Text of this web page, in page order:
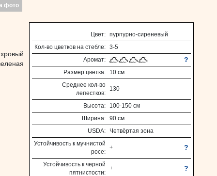
фото
Цвет: пурпурно-сиреневый
Кол-во цветков на стебле: 3-5
Аромат: ?
Размер цветка: 10 см
Среднее кол-во
лепестков:
130
Высота: 100-150 см
Ширина: 90 см
USDA: Четвёртая зона
Устойчивость к мучнистой
росе:
+ ?
Устойчивость к черной
пятнистости:
+ ?